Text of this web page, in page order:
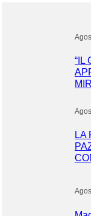
“IL
LA